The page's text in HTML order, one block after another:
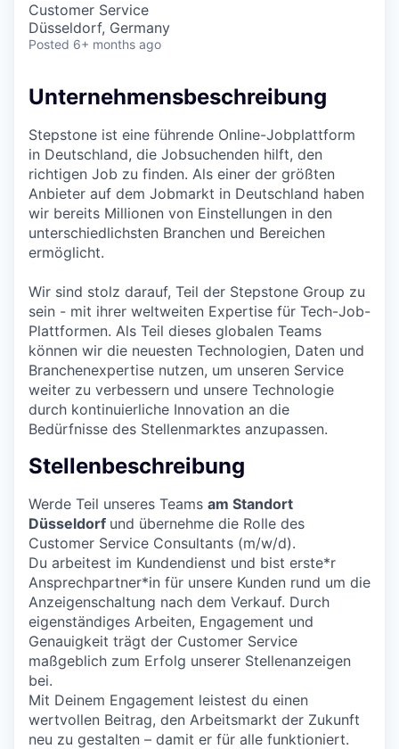
Customer Service
Düsseldorf, Germany
Posted 6+ months ago
Unternehmensbeschreibung
Stepstone ist eine führende Online-Jobplattform
in Deutschland, die Jobsuchenden hilft, den
richtigen Job zu finden. Als einer der größten
Anbieter auf dem Jobmarkt in Deutschland haben
wir bereits Millionen von Einstellungen in den
unterschiedlichsten Branchen und Bereichen
ermöglicht.
Wir sind stolz darauf, Teil der Stepstone Group zu
sein - mit ihrer weltweiten Expertise für Tech-Job-
Plattformen. Als Teil dieses globalen Teams
können wir die neuesten Technologien, Daten und
Branchenexpertise nutzen, um unseren Service
weiter zu verbessern und unsere Technologie
durch kontinuierliche Innovation an die
Bedürfnisse des Stellenmarktes anzupassen.
Stellenbeschreibung
Werde Teil unseres Teams am Standort
Düsseldorf und übernehme die Rolle des
Customer Service Consultants (m/w/d).
Du arbeitest im Kundendienst und bist erste*r
Ansprechpartner*in für unsere Kunden rund um die
Anzeigenschaltung nach dem Verkauf. Durch
eigenständiges Arbeiten, Engagement und
Genauigkeit trägt der Customer Service
maßgeblich zum Erfolg unserer Stellenanzeigen
bei.
Mit Deinem Engagement leistest du einen
wertvollen Beitrag, den Arbeitsmarkt der Zukunft
neu zu gestalten – damit er für alle funktioniert.